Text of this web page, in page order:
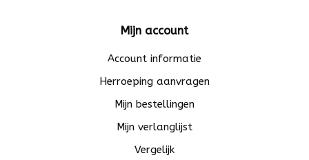
Mijn account
Account informatie
Herroeping aanvragen
Mijn bestellingen
Mijn verlanglijst
Vergelijk